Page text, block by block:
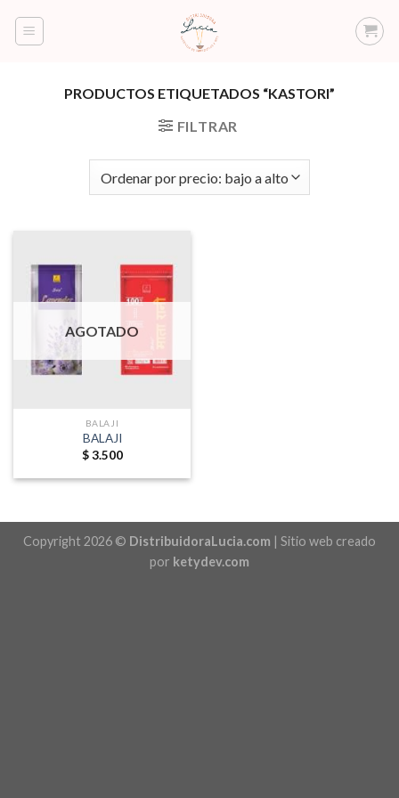
PRODUCTOS ETIQUETADOS “KASTORI”
FILTRAR
AGOTADO
BALAJI
BALAJI
$3.500
Copyright 2026 © DistribuidoraLucia.com | Sitio web creado
por ketydev.com